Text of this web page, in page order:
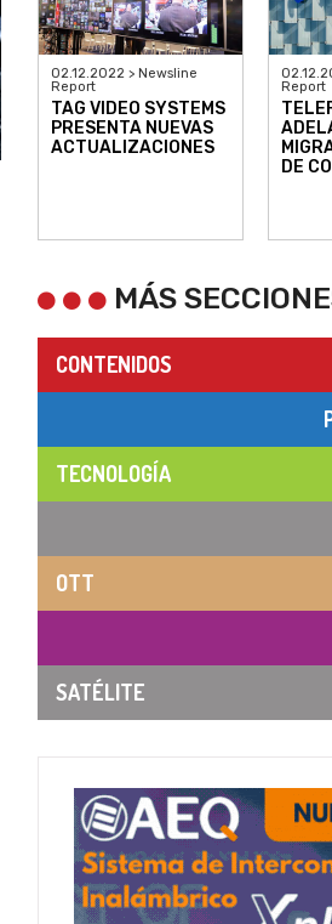
02.12.2022 > Newsline
Report
TAG VIDEO SYSTEMS
PRESENTA NUEVAS
ACTUALIZACIONES
Report
DE
MÁS
CONTENIDOS
TECNOLOGÍA
OTT
SATÉLITE